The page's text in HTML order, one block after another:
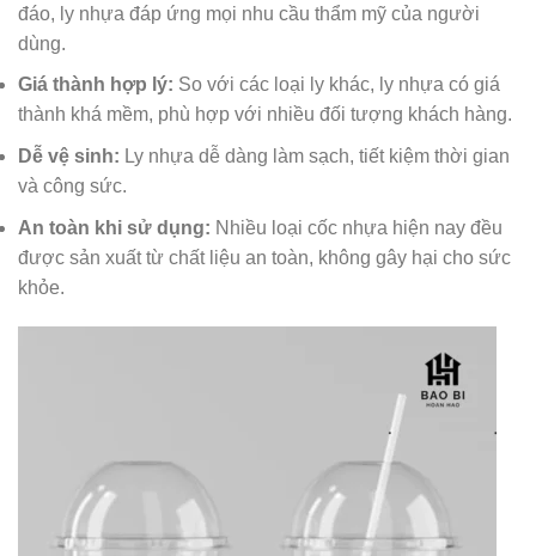
đáo, ly nhựa đáp ứng mọi nhu cầu thẩm mỹ của người
dùng.
Giá thành hợp lý: So với các loại ly khác, ly nhựa có giá
thành khá mềm, phù hợp với nhiều đối tượng khách hàng.
Dễ vệ sinh: Ly nhựa dễ dàng làm sạch, tiết kiệm thời gian
và công sức.
An toàn khi sử dụng: Nhiều loại cốc nhựa hiện nay đều
được sản xuất từ chất liệu an toàn, không gây hại cho sức
khỏe.